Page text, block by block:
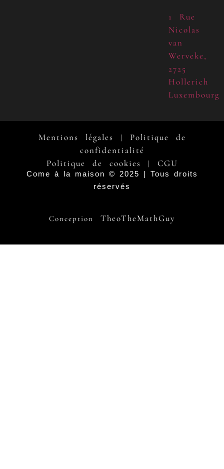
1 Rue
Nicolas
van
Werveke,
2725
Hollerich
Luxembourg
Mentions légales | Politique de
confidentialité
Politique de cookies
| CGU
Come à la maison © 2025 | Tous droits
réservés
Conception TheoTheMathGuy